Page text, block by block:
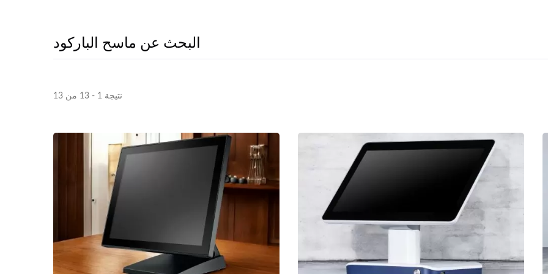
البحث عن ماسح الباركود
نتيجة 1 - 13 من 13